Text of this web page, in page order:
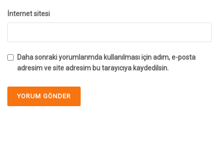
İnternet sitesi
Daha sonraki yorumlarımda kullanılması için adım, e-posta
adresim ve site adresim bu tarayıcıya kaydedilsin.